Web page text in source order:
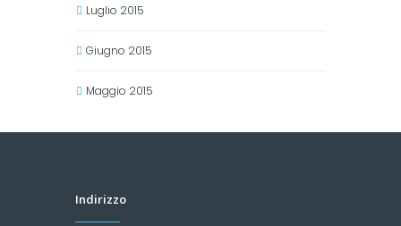
Luglio 2015
Giugno 2015
Maggio 2015
Indirizzo